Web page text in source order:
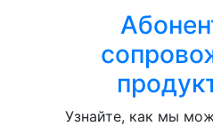
Узнайте, как мы